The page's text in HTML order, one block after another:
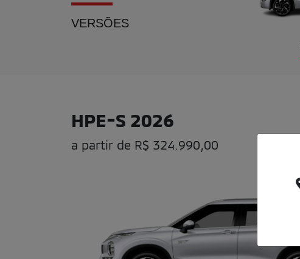
VERSÕES
HPE-S 2026
a partir de R$ 324.990,00